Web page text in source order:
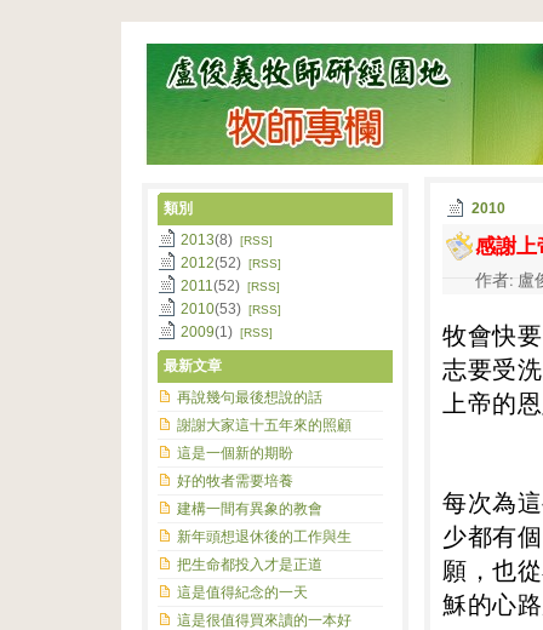
2010
感謝
作者: 盧
牧會快
志要受
上帝的
每次為
少都有
願，也
穌的心
類別
2013(8) [RSS]
2012(52) [RSS]
2011(52) [RSS]
2010(53) [RSS]
2009(1) [RSS]
最新文章
再說幾句最後想說的話
謝謝大家這十五年來的照顧
這是一個新的期盼
好的牧者需要培養
建構一間有異象的教會
新年頭想退休後的工作與生
把生命都投入才是正道
這是值得紀念的一天
這是很值得買來讀的一本好